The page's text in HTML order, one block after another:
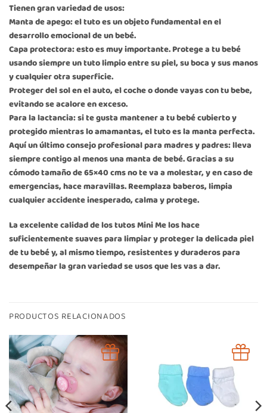
Tienen gran variedad de usos:
Manta de apego: el tuto es un objeto fundamental en el
desarrollo emocional de un bebé.
Capa protectora: esto es muy importante. Protege a tu bebé
usando siempre un tuto limpio entre su piel, su boca y sus manos
y cualquier otra superficie.
Proteger del sol en el auto, el coche o donde vayas con tu bebe,
evitando se acalore en exceso.
Para la lactancia: si te gusta mantener a tu bebé cubierto y
protegido mientras lo amamantas, el tuto es la manta perfecta.
Aquí un último consejo profesional para madres y padres: lleva
siempre contigo al menos una manta de bebé. Gracias a su
cómodo tamaño de 65×40 cms no te va a molestar, y en caso de
emergencias, hace maravillas. Reemplaza baberos, limpia
cualquier accidente inesperado, calma y protege.
La excelente calidad de los tutos Mini Me los hace
suficientemente suaves para limpiar y proteger la delicada piel
de tu bebé y, al mismo tiempo, resistentes y duraderos para
desempeñar la gran variedad se usos que les vas a dar.
PRODUCTOS RELACIONADOS